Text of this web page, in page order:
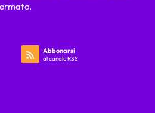
Abbonarsi
al canale RSS